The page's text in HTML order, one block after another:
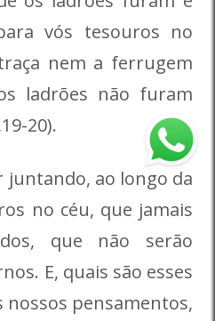
vós tesouros no
nem a ferrugem
ladrões não furam
20).
juntando, ao longo da
no céu, que jamais
que não serão
E, quais são esses
nossos pensamentos,